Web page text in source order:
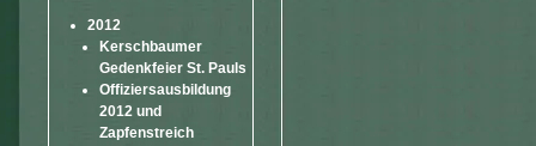
2012
Kerschbaumer
Gedenkfeier St. Pauls
Offiziersausbildung
2012 und
Zapfenstreich